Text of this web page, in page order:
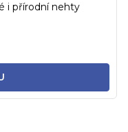
i přírodní nehty